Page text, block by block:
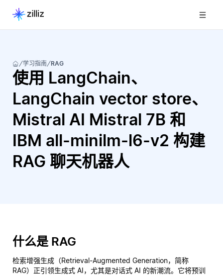
学习指南 RAG
使用 LangChain、
LangChain vector store、
Mistral AI Mistral 7B 和
IBM all-minilm-l6-v2 构建
RAG 聊天机器人
什么是 RAG
检索增强生成（Retrieval-Augmented Generation，简称
RAG）正引领生成式 AI，尤其是对话式 AI 的新潮流。它将预训